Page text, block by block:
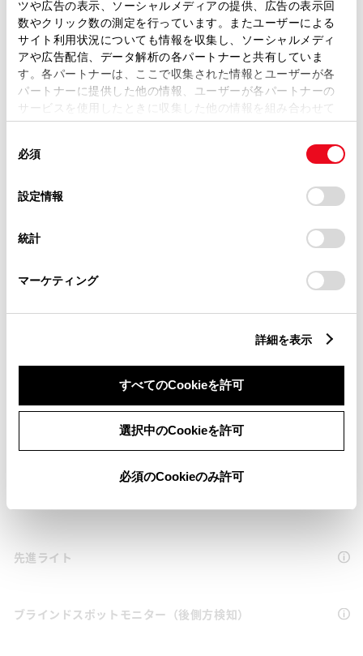
ツや広告の表示、ソーシャルメディアの提供、広告の表示回
数やクリック数の測定を行っています。またユーザーによる
サイト利用状況についても情報を収集し、ソーシャルメディ
アや広告配信、データ解析の各パートナーと共有していま
す。各パートナーは、ここで収集された情報とユーザーが各
パートナーに提供した他の情報、ユーザーが各パートナーの
サービスを使用したときに収集した他の情報を組み合わせて
使用することがあります。当ウェブサイトの使用を続行する
デバイスにすべてのCookie(クッキー)が保存されることに同
意したことになります。Cookie(クッキー)のオプトアウト、
設定の変更、同意を撤回したりするにあたっては、当社の
「Cookie（クッキー）情報の取り扱いについて
」をご覧くだ
必須
設定情報
統計
マーケティング
詳細を表示
すべてのCookieを許可
選択中のCookieを許可
必須のCookieのみ許可
リモコンスターター
ETC
サポカー
衝突被害軽減ブレーキ
ｽﾏｰﾄｱｼｽﾄの衝突回避支援ﾌﾞﾚｰｷ機能（対車両）
先進ライト
ブラインドスポットモニター（後側方検知）